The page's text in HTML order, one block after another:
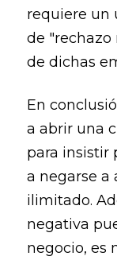
requiere un
de "rechazo
de dichas
En
a abrir una
para insistir
a negarse a
ilimitado.
negativa
negocio, es